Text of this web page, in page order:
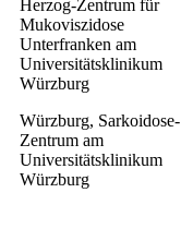
Herzog-Zentrum für
Mukoviszidose
Unterfranken am
Universitätsklinikum
Würzburg
Würzburg, Sarkoidose-
Zentrum am
Universitätsklinikum
Würzburg